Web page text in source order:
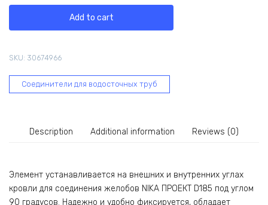
универсальный,
Zn
В0000034233
Add to cart
SKU: 30674966
Соединители для водосточных труб
Description Additional information Reviews (0)
Элемент устанавливается на внешних и внутренних углах
кровли для соединения желобов NIKA ПРОЕКТ D185 под углом
90 градусов. Надежно и удобно фиксируется, обладает